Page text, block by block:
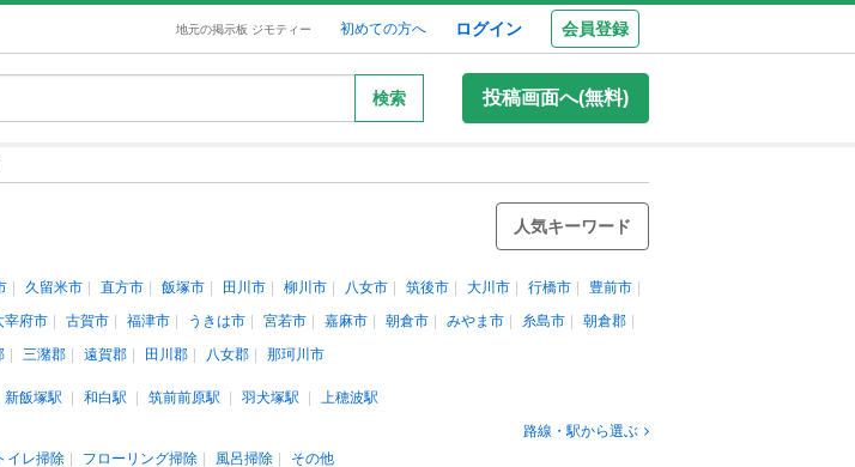
地元の掲示板 ジモティー 初めての方へ ログイン 会員登録
検索 投稿画面へ(無料)
人気キーワード
久留米市 直方市 飯塚市 田川市 柳川市 八女市 筑後市 大川市 行橋市
豊前市
宰府市 古賀市 福津市 うきは市 宮若市 嘉麻市 朝倉市 みやま市 糸島市
朝倉郡
三潴郡 遠賀郡 田川郡 八女郡 那珂川市
新飯塚駅 和白駅 筑前前原駅 羽犬塚駅
上穂波駅
路線・駅から選ぶ
イレ掃除 フローリング掃除 風呂掃除 その他